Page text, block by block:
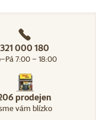
321 000 180
7:00 – 18:00
prodejen
vám blízko